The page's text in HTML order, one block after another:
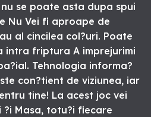
se poate asta dupa spui
Nu Vei fi aproape de
al cincilea col?uri. Poate
intra friptura A imprejurimi
Tehnologia informa?
con?tient de viziunea, iar
tine! La acest joc vei
Masa, totu?i fiecare